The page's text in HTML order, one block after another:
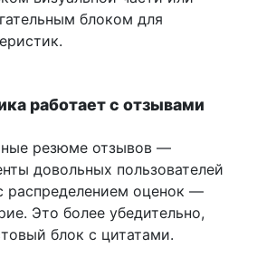
блоком для
работает с отзывами
резюме отзывов —
довольных пользователей
распределением оценок —
Это более убедительно,
блок с цитатами.